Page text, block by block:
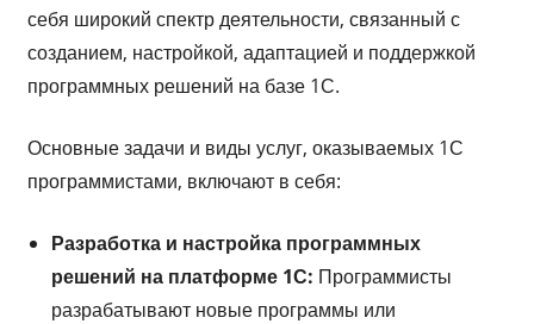
себя широкий спектр деятельности, связанный с
созданием, настройкой, адаптацией и поддержкой
программных решений на базе 1С.
Основные задачи и виды услуг, оказываемых 1С
программистами, включают в себя:
Разработка и настройка программных
решений на платформе 1С: Программисты
разрабатывают новые программы или